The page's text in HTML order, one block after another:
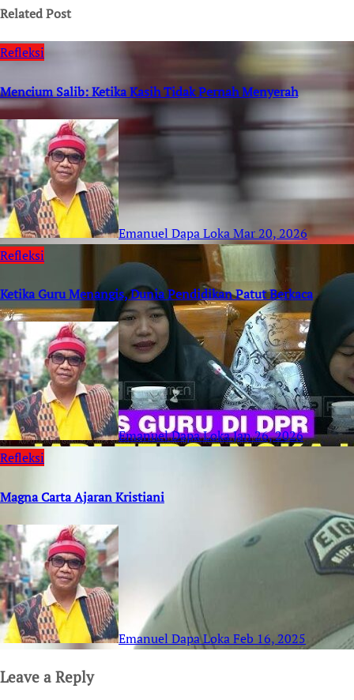
Related Post
Refleksi
Mencium Salib: Ketika Kasih Tidak Pernah Menyerah
Emanuel Dapa LokaMar 20, 2026
Refleksi
Ketika Guru Menangis, Dunia Pendidikan Patut Berkaca
Emanuel Dapa LokaJan 26, 2026
Refleksi
Magna Carta Ajaran Kristiani
Emanuel Dapa LokaFeb 16, 2025
Leave a Reply